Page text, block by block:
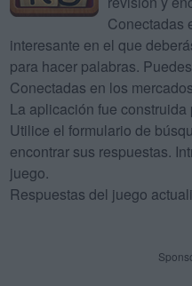
Conectadas
interesante en el que
para hacer palabras.
Conectadas en los
La aplicación fue
Utilice el formulario de
encontrar sus respuestas.
juego.
Respuestas del juego